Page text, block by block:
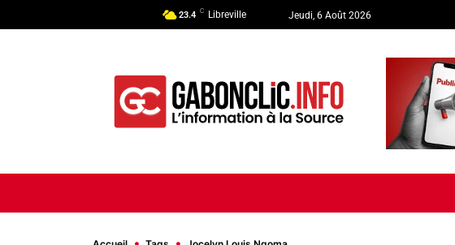
23.4 C Libreville Jeudi, 6 Août 2026